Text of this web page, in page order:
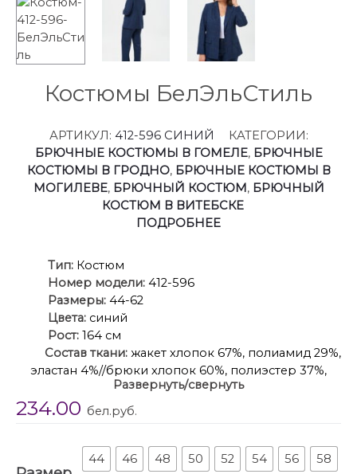
Костюмы БелЭльСтиль
АРТИКУЛ: 412-596 СИНИЙ
КАТЕГОРИИ:
БРЮЧНЫЕ КОСТЮМЫ В ГОМЕЛЕ, БРЮЧНЫЕ
КОСТЮМЫ В ГРОДНО, БРЮЧНЫЕ КОСТЮМЫ В
МОГИЛЕВЕ, БРЮЧНЫЙ КОСТЮМ, БРЮЧНЫЙ
КОСТЮМ В ВИТЕБСКЕ
ПОДРОБНЕЕ
Тип: Костюм
Номер модели: 412-596
Размеры: 44-62
Цвета: синий
Рост: 164 см
Состав ткани: жакет хлопок 67%, полиамид 29%,
эластан 4%//брюки хлопок 60%, полиэстер 37%,
эластан 3%
Описание:Костюм женский брючный
бортовой застежкой на пуговицы до линии
Развернуть/свернуть
234.00 бел.руб.
44 46 48 50 52 54 56 58